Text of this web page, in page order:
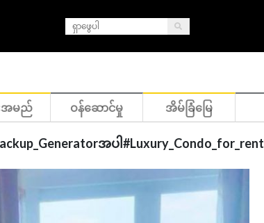
အမည် ဝန်ဆောင်မှု အိမ်ခြံမြေ
အပါ#Luxury_Condo_for_rent